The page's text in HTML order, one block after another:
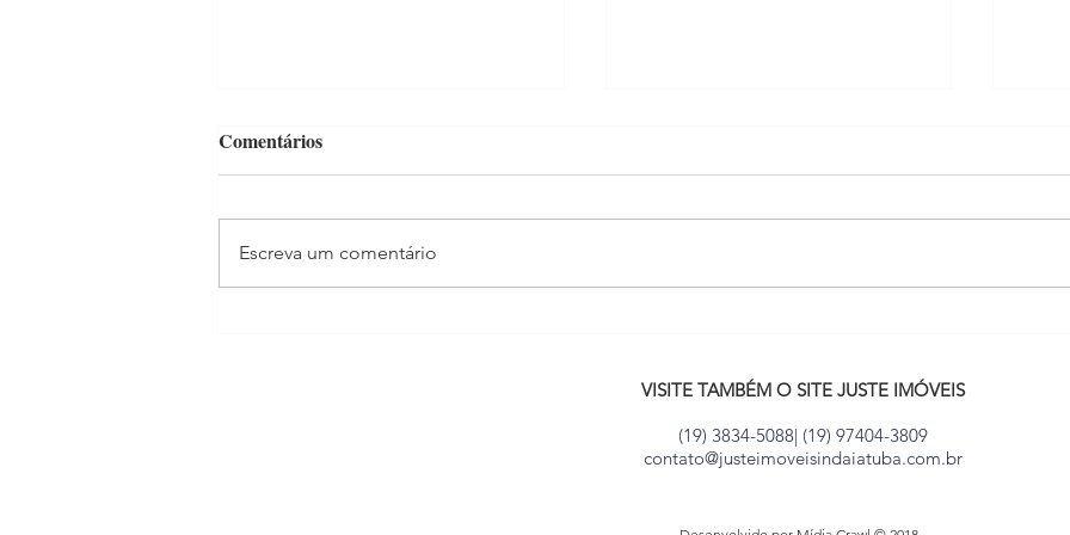
Comentários
Escreva um comentário
VISITE TAMBÉM O SITE JUSTE IMÓVEIS
(19) 3834-5088| (19) 97404-3809
contato@justeimoveisindaiatuba.com.br